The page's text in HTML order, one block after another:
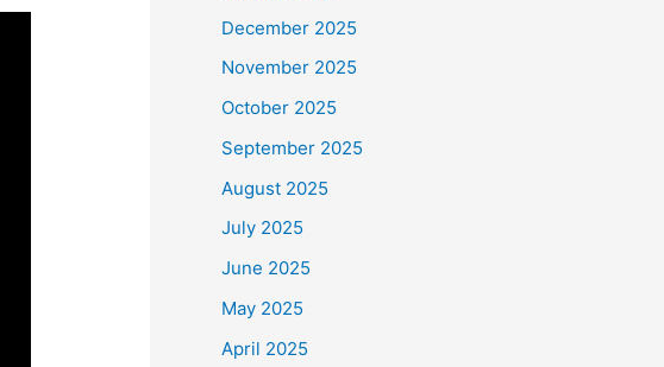
December 2025
November 2025
October 2025
September 2025
August 2025
July 2025
June 2025
May 2025
April 2025